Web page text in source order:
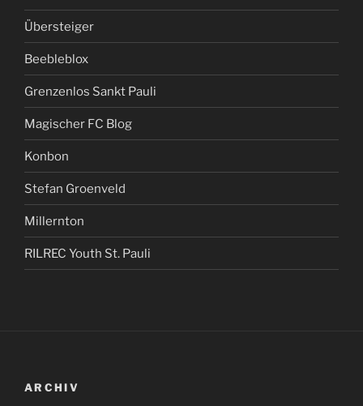
Übersteiger
Beebleblox
Grenzenlos Sankt Pauli
Magischer FC Blog
Konbon
Stefan Groenveld
Millernton
RILREC Youth St. Pauli
ARCHIV